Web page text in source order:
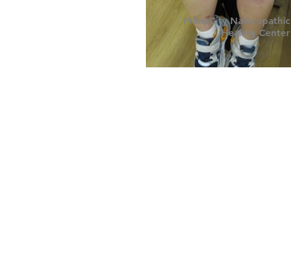
PrimeCity Naturopathic
Healing Center